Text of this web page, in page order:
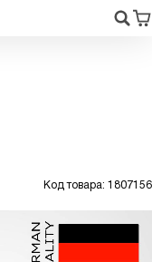
Код товара: 1807156